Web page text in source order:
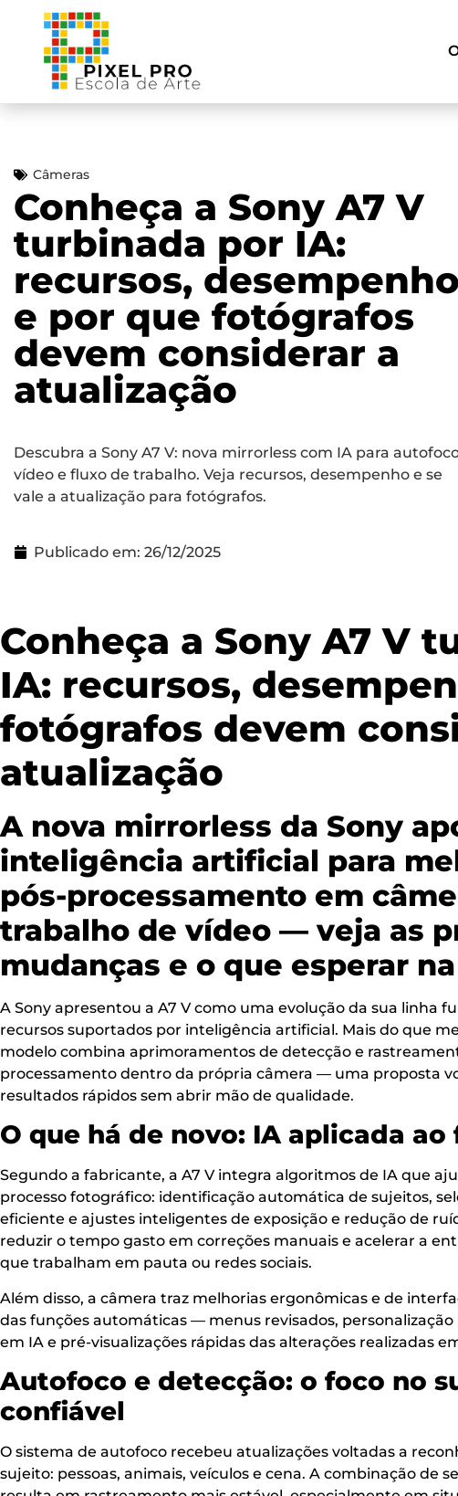
Câmeras
Conheça a Sony A7 V
turbinada por IA:
recursos, desempenho
e por que fotógrafos
devem considerar a
atualização
Descubra a Sony A7 V: nova mirrorless com IA para
vídeo e fluxo de trabalho. Veja recursos, desempenho e se
vale a atualização para fotógrafos.
Publicado em: 26/12/2025
Conheça a Sony A7 V
IA: recursos,
fotógrafos devem
atualização
A nova mirrorless da Sony
inteligência artificial para
pós-processamento em
trabalho de vídeo — veja as
mudanças e o que esperar
A Sony apresentou a A7 V como uma evolução da sua linha
recursos suportados por inteligência artificial. Mais do que
modelo combina aprimoramentos de detecção e
processamento dentro da própria câmera — uma proposta
resultados rápidos sem abrir mão de qualidade.
O que há de novo: IA aplicada
Segundo a fabricante, a A7 V integra algoritmos de IA que
processo fotográfico: identificação automática de sujeitos,
eficiente e ajustes inteligentes de exposição e redução de
reduzir o tempo gasto em correções manuais e acelerar a
que trabalham em pauta ou redes sociais.
Além disso, a câmera traz melhorias ergonômicas e de
das funções automáticas — menus revisados,
em IA e pré-visualizações rápidas das alterações realizadas
Autofoco e detecção: o foco no
confiável
O sistema de autofoco recebeu atualizações voltadas a
sujeito: pessoas, animais, veículos e cena. A combinação de